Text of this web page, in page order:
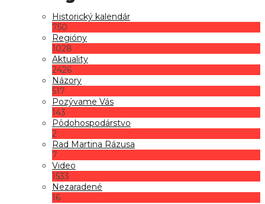
Historický kalendár
750
Regióny
1028
Aktuality
2426
Názory
517
Pozývame Vás
143
Pôdohospodárstvo
2
Rad Martina Rázusa
7
Video
1533
Nezaradené
16